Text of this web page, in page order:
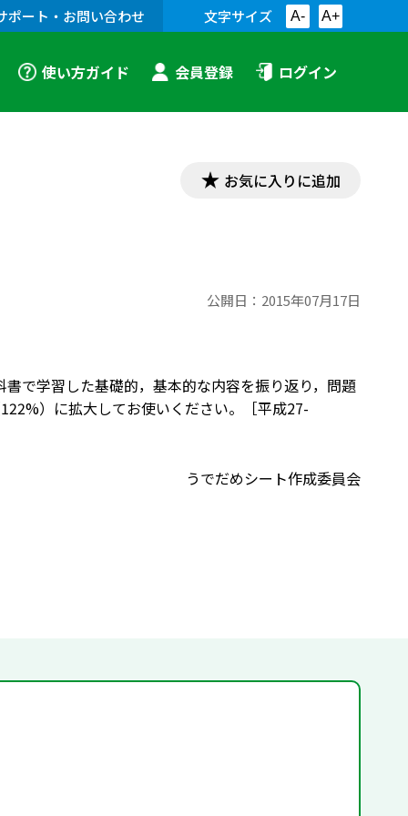
ポート・お問い合わせ 文字サイズ A- A+
使い方ガイド 会員登録 ログイン
お気に入りに追加
公開日： 2015年07月17日
で学習した基礎的，基本的な内容を振り返り，問題
）に拡大してお使いください。［平成27-
うでだめシート作成委員会